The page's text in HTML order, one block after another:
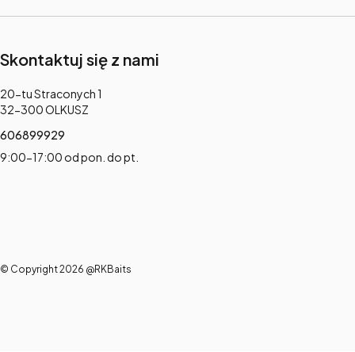
Skontaktuj się z nami
Adres:
20-tu Straconych 1
32-300 OLKUSZ
606899929
9:00-17:00 od pon. do pt.
© Copyright 2026 @RKBaits